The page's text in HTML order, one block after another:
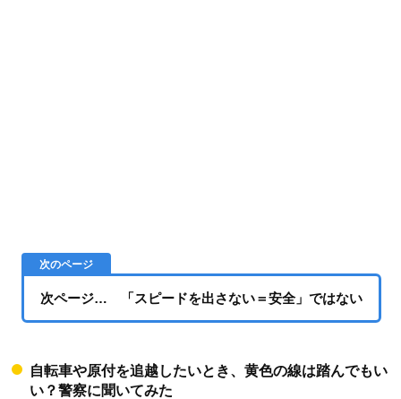
次ページ… 「スピードを出さない＝安全」ではない
自転車や原付を追越したいとき、黄色の線は踏んでもい
い？警察に聞いてみた